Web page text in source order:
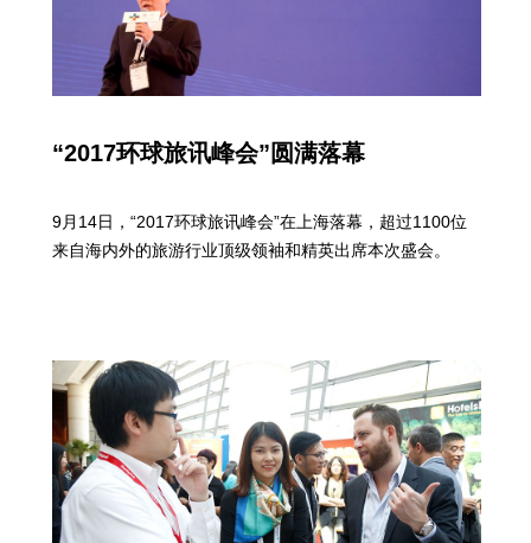
“2017环球旅讯峰会”圆满落幕
9月14日，“2017环球旅讯峰会”在上海落幕，超过1100位
来自海内外的旅游行业顶级领袖和精英出席本次盛会。